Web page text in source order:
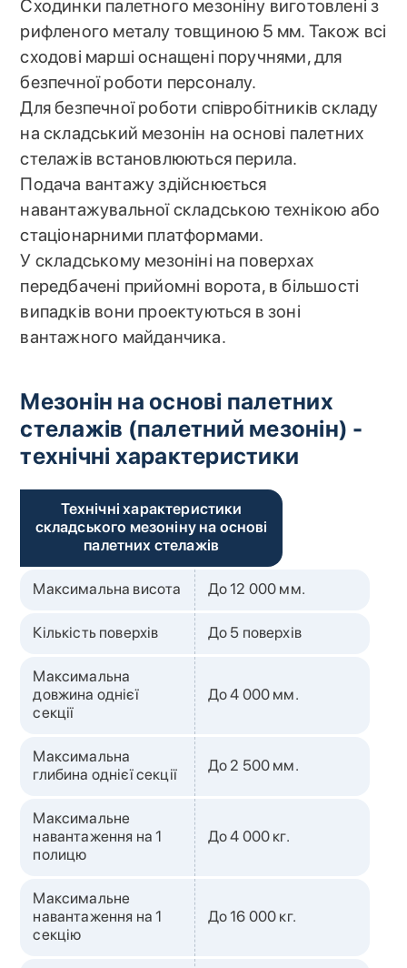
Сходинки палетного мезоніну виготовлені з
рифленого металу товщиною 5 мм. Також всі
сходові марші оснащені поручнями, для
безпечної роботи персоналу.
Для безпечної роботи співробітників складу
на складський мезонін на основі палетних
стелажів встановлюються перила.
Подача вантажу здійснюється
навантажувальної складською технікою або
стаціонарними платформами.
У складському мезоніні на поверхах
передбачені прийомні ворота, в більшості
випадків вони проектуються в зоні
вантажного майданчика.
Мезонін на основі палетних
стелажів (палетний мезонін) -
технічні характеристики
Технічні характеристики
складського мезоніну на основі
палетних стелажів
Максимальна висота До 12 000 мм.
Кількість поверхів До 5 поверхів
Максимальна
довжина однієї
секції
До 4 000 мм.
Максимальна
глибина однієї секції
До 2 500 мм.
Максимальне
навантаження на 1
полицю
До 4 000 кг.
Максимальне
навантаження на 1
секцію
До 16 000 кг.